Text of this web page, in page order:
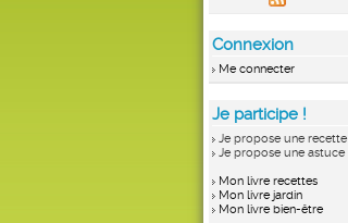
Connexion
Me connecter
Je participe !
Je propose une recette
Je propose une astuce
Mon livre recettes
Mon livre jardin
Mon livre bien-être